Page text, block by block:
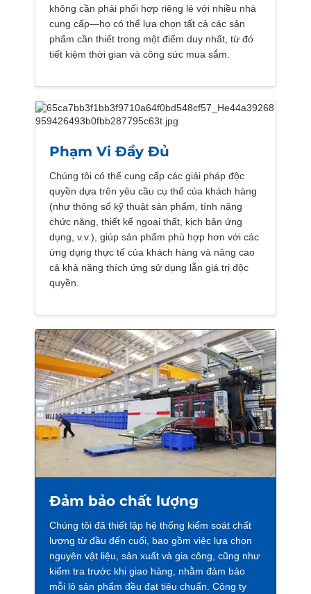
không cần phải phối hợp riêng lẻ với nhiều nhà
cung cấp—họ có thể lựa chọn tất cả các sản
phẩm cần thiết trong một điểm duy nhất, từ đó
tiết kiệm thời gian và công sức mua sắm.
Phạm Vi Đầy Đủ
Chúng tôi có thể cung cấp các giải pháp độc
quyền dựa trên yêu cầu cụ thể của khách hàng
(như thông số kỹ thuật sản phẩm, tính năng
chức năng, thiết kế ngoại thất, kịch bản ứng
dụng, v.v.), giúp sản phẩm phù hợp hơn với các
ứng dụng thực tế của khách hàng và nâng cao
cả khả năng thích ứng sử dụng lẫn giá trị độc
quyền.
Đảm bảo chất lượng
Chúng tôi đã thiết lập hệ thống kiểm soát chất
lượng từ đầu đến cuối, bao gồm việc lựa chọn
nguyên vật liệu, sản xuất và gia công, cũng như
kiểm tra trước khi giao hàng, nhằm đảm bảo
mỗi lô sản phẩm đều đạt tiêu chuẩn. Công ty